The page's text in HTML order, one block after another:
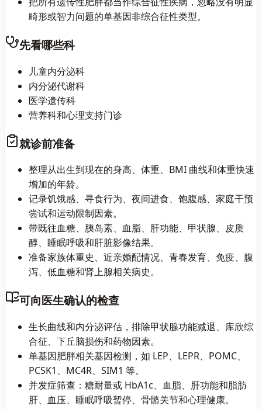
畸形或智力问题的单基因非综合征性类型。
先看哪些科
儿童内分泌科
内分泌代谢科
医学遗传科
营养科和心理支持门诊
就诊前准备
整理从出生到现在的身高、体重、BMI 曲线和体重快速
增加的年龄。
记录饥饿感、寻食行为、夜间进食、饱腹感、家庭干预
尝试和运动限制因素。
带既往血糖、胰岛素、血脂、肝功能、甲状腺、皮质
醇、睡眠呼吸和肝脏影像结果。
准备家族体重史、近亲婚配情况、青春发育、免疫、腹
泻、低血糖和肾上腺相关病史。
可向医生确认的检查
生长曲线和内分泌评估，排除甲状腺功能减退、库欣综
合征、下丘脑损伤和药物因素。
单基因肥胖相关基因检测，如 LEP、LEPR、POMC、
PCSK1、MC4R、SIM1 等。
并发症筛查：糖耐量或 HbA1c、血脂、肝功能和脂肪
肝、血压、睡眠呼吸暂停、骨骼关节和心理健康。